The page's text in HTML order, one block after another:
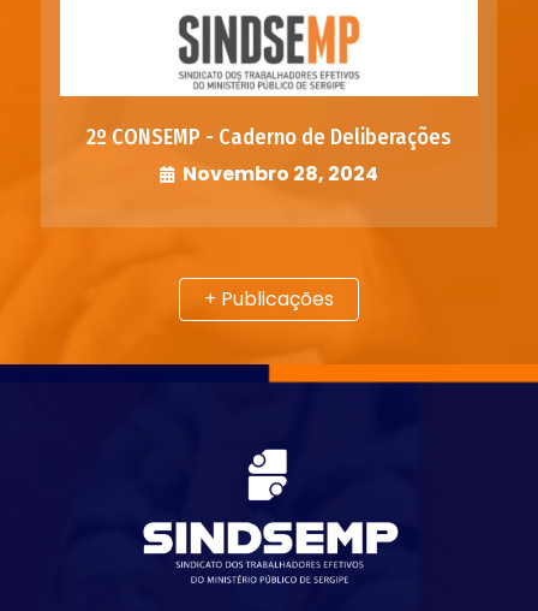
2º CONSEMP - Caderno de Deliberações
Novembro 28, 2024
+ Publicações